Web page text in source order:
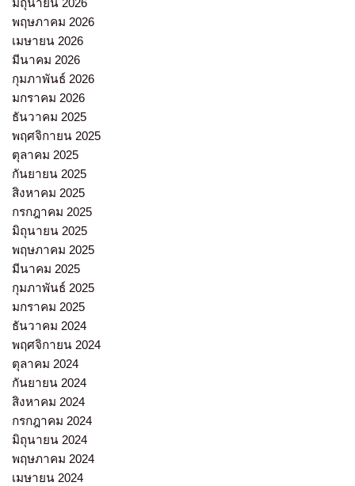
มิถุนายน 2026
พฤษภาคม 2026
เมษายน 2026
มีนาคม 2026
กุมภาพันธ์ 2026
มกราคม 2026
ธันวาคม 2025
พฤศจิกายน 2025
ตุลาคม 2025
กันยายน 2025
สิงหาคม 2025
กรกฎาคม 2025
มิถุนายน 2025
พฤษภาคม 2025
มีนาคม 2025
กุมภาพันธ์ 2025
มกราคม 2025
ธันวาคม 2024
พฤศจิกายน 2024
ตุลาคม 2024
กันยายน 2024
สิงหาคม 2024
กรกฎาคม 2024
มิถุนายน 2024
พฤษภาคม 2024
เมษายน 2024